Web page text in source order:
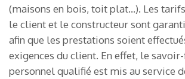
(maisons en bois, toit plat…). Les
le client et le constructeur sont
afin que les prestations soient
exigences du client. En effet, le
personnel qualifié est mis au service